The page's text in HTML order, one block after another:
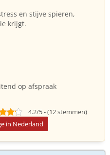
en stijve spieren,
krijgt.
op afspraak
4.2/5 - (12 stemmen)
in Nederland